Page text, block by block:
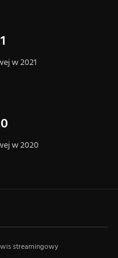
w 2021
w 2020
streamingowy